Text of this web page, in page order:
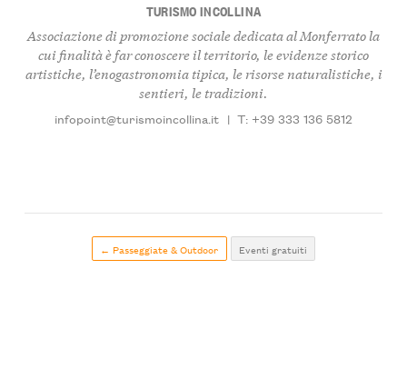
TURISMO INCOLLINA
Associazione di promozione sociale dedicata al Monferrato la
cui finalità è far conoscere il territorio, le evidenze storico
artistiche, l’enogastronomia tipica, le risorse naturalistiche, i
sentieri, le tradizioni.
infopoint@turismoincollina.it | T: +39 333 136 5812
← Passeggiate & Outdoor Eventi gratuiti